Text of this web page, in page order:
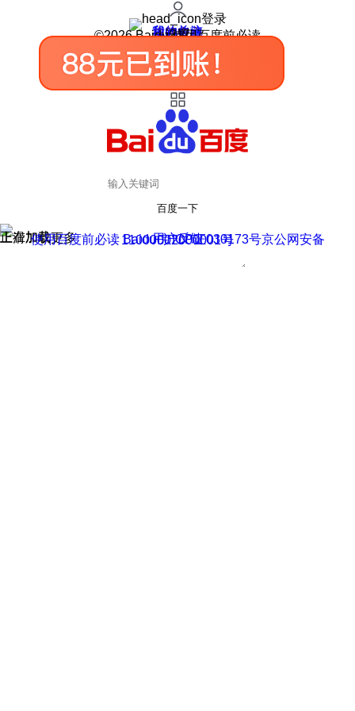
登录
我的关注
我的收藏
皮肤中心
用户反馈
设置
©2026 Baidu 使用百度前必读
百度一下
正在加载
上滑加载更多 用户反馈
使用百度前必读 Baidu 京ICP证030173号
京公网安备11000002000001号